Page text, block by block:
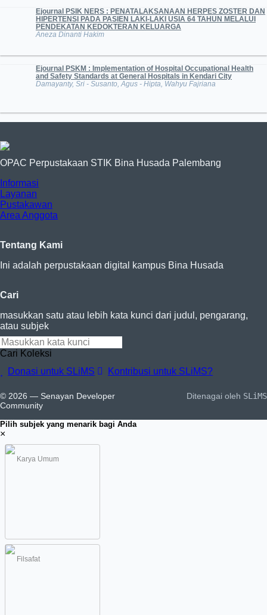
Ejournal PSIK NERS : PENATALAKSANAAN HERPES ZOSTER DAN
HIPERTENSI PADA PASIEN LAKI-LAKI USIA 64 TAHUN MELALUI
PENDEKATAN KEDOKTERAN KELUARGA
Aneza Dinanti Hakim
Ejournal PSKM : Implementation of Hospital Occupational Health
and Safety Standards at General Hospitals in Kendari City
Damayanty, Sri - Susanto, Agus - Hipta, Wahyu Fajriana
OPAC Perpustakaan STIK Bina Husada Palembang
Informasi
Layanan
Pustakawan
Area Anggota
Tentang Kami
Ini adalah perpustakaan digital kampus Bina Husada
Cari
masukkan satu atau lebih kata kunci dari judul, pengarang,
atau subjek
Cari Koleksi
Donasi untuk SLiMS
Kontribusi untuk SLiMS?
© 2026 — Senayan Developer
Community
Ditenagai oleh SLiMS
Pilih subjek yang menarik bagi Anda
×
Karya Umum
Filsafat